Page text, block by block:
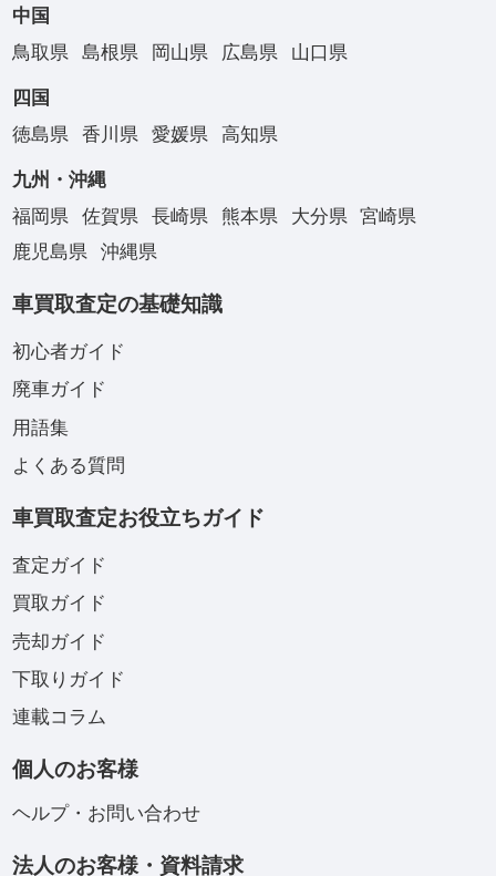
中国
鳥取県
島根県 岡山県 広島県 山口県
四国
徳島県
香川県 愛媛県 高知県
九州・沖縄
福岡県
佐賀県 長崎県 熊本県 大分県
宮崎県
鹿児島県
沖縄県
車買取査定の基礎知識
初心者ガイド
廃車ガイド
用語集
よくある質問
車買取査定お役立ちガイド
査定ガイド
買取ガイド
売却ガイド
下取りガイド
連載コラム
個人のお客様
ヘルプ・お問い合わせ
法人のお客様・資料請求